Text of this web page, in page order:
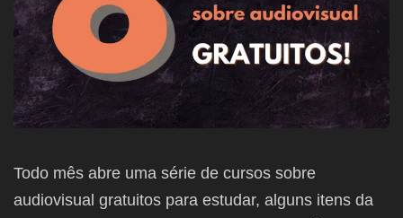
Todo mês abre uma série de cursos sobre
audiovisual gratuitos para estudar, alguns itens da